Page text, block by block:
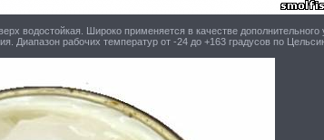
водостойкая. Широко применяется в качестве
Диапазон рабочих температур от -24 до +163 градусов по